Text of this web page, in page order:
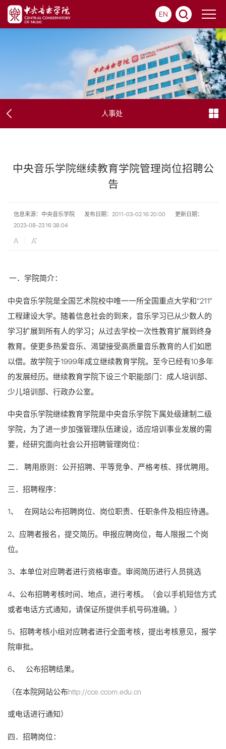
EN
人事处
中央音乐学院继续教育学院管理岗位招聘公
告
信息来源：中央音乐学院 发布日期：2011-03-02 16:20:00
更新日期：
2023-08-23 16:38:04
一．学院简介：
中央音乐学院是全国艺术院校中唯一一所全国重点大学和“211”
工程建设大学。随着信息社会的到来，音乐学习已从少数人的
学习扩展到所有人的学习；从过去学校一次性教育扩展到终身
教育。使更多热爱音乐、渴望接受高质量音乐教育的人们如愿
以偿。故学院于1999年成立继续教育学院。至今已经有10多年
的发展经历。继续教育学院下设三个职能部门：成人培训部、
少儿培训部、行政办公室。
中央音乐学院继续教育学院是中央音乐学院下属处级建制二级
学院，为了进一步加强管理队伍建设，适应培训事业发展的需
要，经研究面向社会公开招聘管理岗位：
二． 聘用原则：公开招聘、平等竞争、严格考核、择优聘用。
三．招聘程序：
1、 在网站公布招聘岗位、岗位职责、任职条件及相应待遇。
2、应聘者报名，提交简历。申报应聘岗位，每人限报二个岗
位。
3、本单位对应聘者进行资格审查。审阅简历进行人员挑选
4、公布招聘考核时间、地点，进行考核。（会以手机短信方式
或者电话方式通知，请保证所提供手机号码准确。）
5、招聘考核小组对应聘者进行全面考核，提出考核意见，报学
院审批。
6、 公布招聘结果。
（在本院网站公布http://cce.ccom.edu.cn
或电话进行通知）
四．招聘岗位：